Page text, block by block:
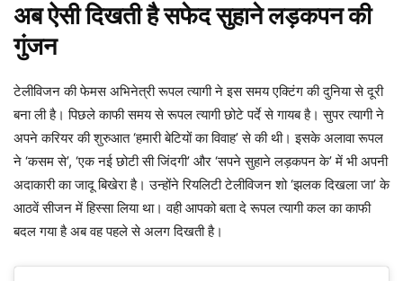
अब ऐसी दिखती है सफेद सुहाने लड़कपन की
गुंजन
टेलीविजन की फेमस अभिनेत्री रूपल त्यागी ने इस समय एक्टिंग की दुनिया से दूरी
बना ली है। पिछले काफी समय से रूपल त्यागी छोटे पर्दे से गायब है। सुपर त्यागी ने
अपने करियर की शुरुआत ‘हमारी बेटियों का विवाह’ से की थी। इसके अलावा रूपल
ने ‘कसम से’, ‘एक नई छोटी सी जिंदगी’ और ‘सपने सुहाने लड़कपन के’ में भी अपनी
अदाकारी का जादू बिखेरा है। उन्होंने रियलिटी टेलीविजन शो ‘झलक दिखला जा’ के
आठवें सीजन में हिस्सा लिया था। वही आपको बता दे रूपल त्यागी कल का काफी
बदल गया है अब वह पहले से अलग दिखती है।